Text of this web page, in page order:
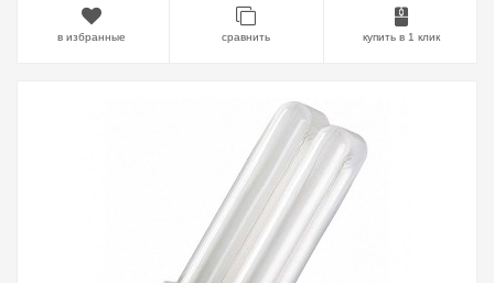
в избранные сравнить купить в 1 клик